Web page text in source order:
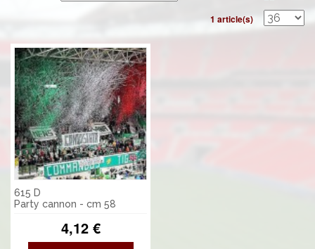
1 article(s)
615 D
Party cannon - cm 58
4,12 €